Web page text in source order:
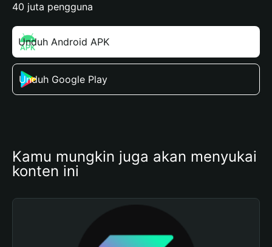
40 juta pengguna
Unduh Android APK
Unduh Google Play
Kamu mungkin juga akan menyukai
konten ini